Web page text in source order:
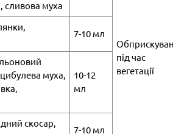
муха
під час
вегетації
7-10 мл
муха,
10-12
мл
скосар,
7-10 мл